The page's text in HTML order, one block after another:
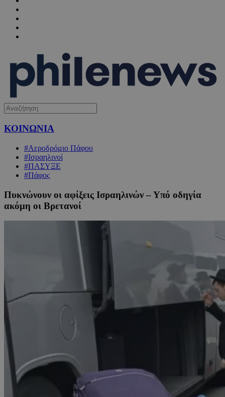
ΚΟΙΝΩΝΙΑ
#Αεροδρόμιο Πάφου
#Ισραηλινοί
#ΠΑΣΥΞΕ
#Πάφος
Πυκνώνουν οι αφίξεις Ισραηλινών – Υπό οδηγία
ακόμη οι Βρετανοί